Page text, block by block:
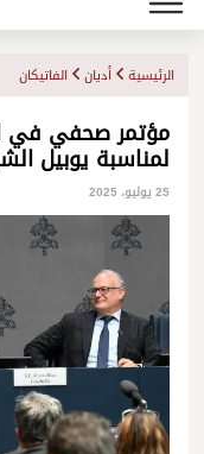
الرئيسية أديان الفاتيكان
مؤتمر صحفي في
لمناسبة يوبيل
25 يوليو، 2025